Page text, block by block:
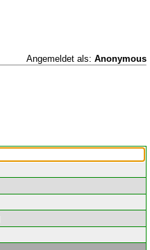
Angemeldet als: Anonymous